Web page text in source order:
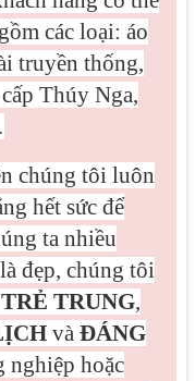
các loại: áo
truyền thống,
Thúy Nga,
chúng tôi luôn
hết sức để
ta nhiều
đẹp, chúng tôi
TRẺ TRUNG,
và ĐÁNG
nghiệp hoặc